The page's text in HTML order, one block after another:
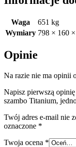
Waga
651 kg
Wymiary 798 × 160
Opinie
Na razie nie ma opinii
Napisz pierwszą
szambo Titanium,
Twój adres e-mail nie
oznaczone *
Twoja ocena *